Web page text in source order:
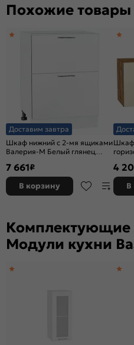
Похожие товары
Доставим завтра
Шкаф нижний с 2-мя ящиками
Валерия-М Белый глянец
7 661₽
В корзину
Шкаф
4
В
Комплектующие
Модули кухни